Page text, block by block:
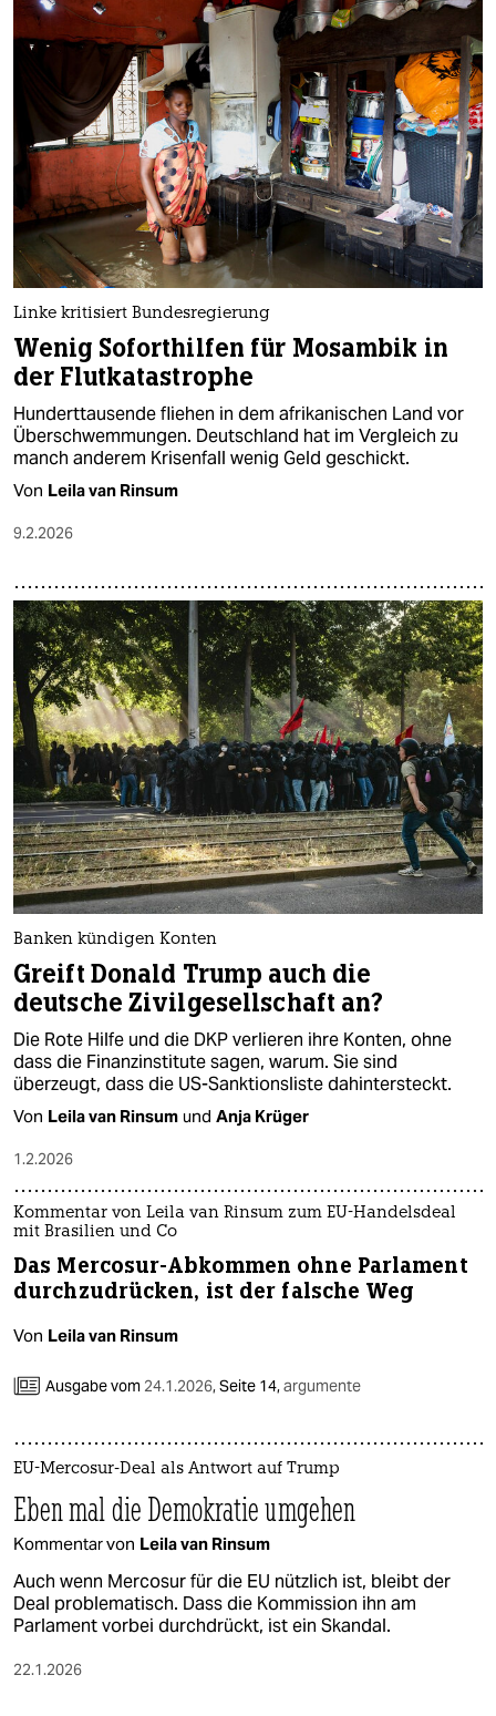
Linke kritisiert Bundesregierung
Wenig Soforthilfen für Mosambik in
der Flutkatastrophe
Hunderttausende fliehen in dem afrikanischen Land vor
Überschwemmungen. Deutschland hat im Vergleich zu
manch anderem Krisenfall wenig Geld geschickt.
Von Leila van Rinsum
9.2.2026
Banken kündigen Konten
Greift Donald Trump auch die
deutsche Zivilgesellschaft an?
Die Rote Hilfe und die DKP verlieren ihre Konten, ohne
dass die Finanzinstitute sagen, warum. Sie sind
überzeugt, dass die US-Sanktionsliste dahintersteckt.
Von Leila van Rinsum und Anja Krüger
1.2.2026
Kommentar von Leila van Rinsum zum EU-Handelsdeal
mit Brasilien und Co
Das Mercosur-Abkommen ohne Parlament
durchzudrücken, ist der falsche Weg
Von Leila van Rinsum
Ausgabe vom 24.1.2026,Seite 14,argumente
EU-Mercosur-Deal als Antwort auf Trump
Eben mal die Demokratie umgehen
Kommentar von Leila van Rinsum
Auch wenn Mercosur für die EU nützlich ist, bleibt der
Deal problematisch. Dass die Kommission ihn am
Parlament vorbei durchdrückt, ist ein Skandal.
22.1.2026